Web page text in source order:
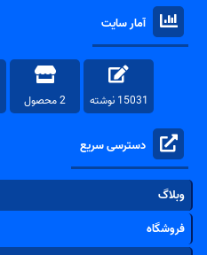
آمار سایت
15031 نوشته 2 محصول
دسترسی سریع
وبلاگ
فروشگاه